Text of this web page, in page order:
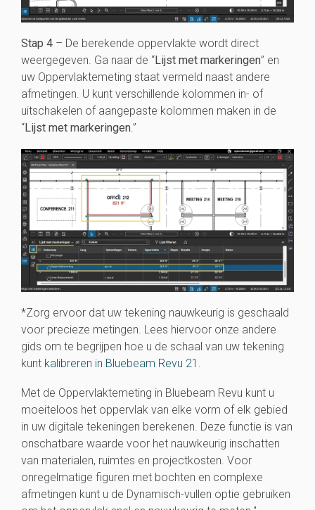
Stap 4 – De berekende oppervlakte wordt direct
weergegeven. Ga naar de “Lijst met markeringen” en
uw Oppervlaktemeting staat vermeld naast andere
afmetingen. U kunt verschillende kolommen in- of
uitschakelen of aangepaste kolommen maken in de
“Lijst met markeringen.”
*Zorg ervoor dat uw tekening nauwkeurig is geschaald
voor precieze metingen. Lees hiervoor onze andere
gids om te begrijpen hoe u de schaal van uw tekening
kunt kalibreren in Bluebeam Revu 21.
Met de Oppervlaktemeting in Bluebeam Revu kunt u
moeiteloos het oppervlak van elke vorm of elk gebied
in uw digitale tekeningen berekenen. Deze functie is van
onschatbare waarde voor het nauwkeurig inschatten
van materialen, ruimtes en projectkosten. Voor
onregelmatige figuren met bochten en complexe
afmetingen kunt u de Dynamisch-vullen optie gebruiken